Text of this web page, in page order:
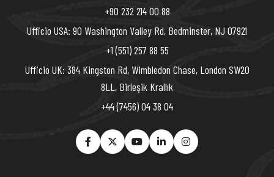
+90 232 214 00 88
Ufficio USA: 90 Washington Valley Rd, Bedminster, NJ 07921
+1 (551) 257 88 55
Ufficio UK: 384 Kingston Rd, Wimbledon Chase, London SW20
8LL, Birleşik Krallık
+44 (7456) 04 38 04